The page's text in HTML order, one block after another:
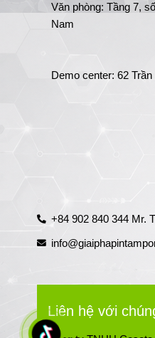
Văn phòng: Tầng 7,
Nam
Demo center: 62
+84 902 840 344 Mr.
Liên hệ với